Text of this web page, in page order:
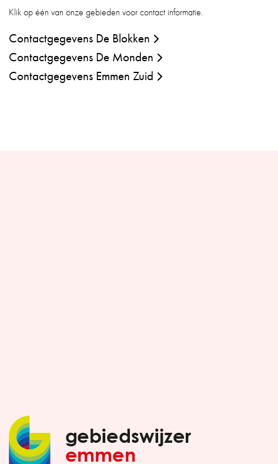
Klik op één van onze gebieden voor contact informatie.
Contactgegevens De Blokken
Contactgegevens De Monden
Contactgegevens Emmen Zuid